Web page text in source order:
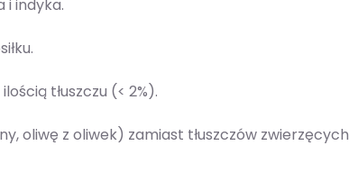
i indyka.
tłuszczu (< 2%).
oliwę z oliwek) zamiast tłuszczów zwierzęcych